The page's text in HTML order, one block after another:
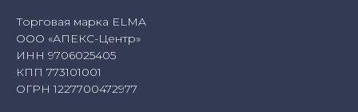
Торговая марка ELMA
ООО «АПЕКС-Центр»
ИНН 9706025405
КПП 773101001
ОГРН 1227700472977